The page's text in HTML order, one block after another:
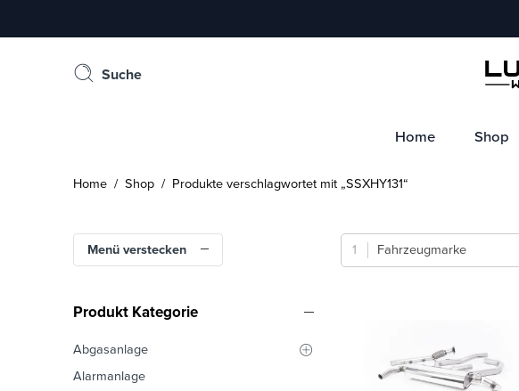
Suche
Home Shop
Home / Shop / Produkte verschlagwortet mit „SSXHY131“
Menü verstecken Fahrzeugmarke
Produkt Kategorie
Abgasanlage
Alarmanlage